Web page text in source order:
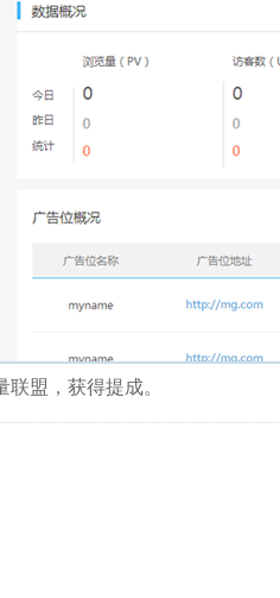
盟，获得提成。